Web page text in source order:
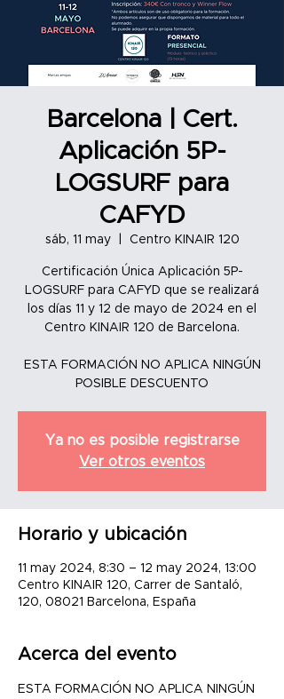
Barcelona | Cert.
Aplicación 5P-
LOGSURF para
CAFYD
sáb, 11 may
  |
Centro KINAIR 120
Certificación Única Aplicación 5P-
LOGSURF para CAFYD que se realizará
los días 11 y 12 de mayo de 2024 en el
Centro KINAIR 120 de Barcelona.
ESTA FORMACIÓN NO APLICA NINGÚN
POSIBLE DESCUENTO
Ya no es posible registrarse
Ver otros eventos
Horario y ubicación
11 may 2024, 8:30 – 12 may 2024, 13:00
Centro KINAIR 120, Carrer de Santaló,
120, 08021 Barcelona, España
Acerca del evento
ESTA FORMACIÓN NO APLICA NINGÚN